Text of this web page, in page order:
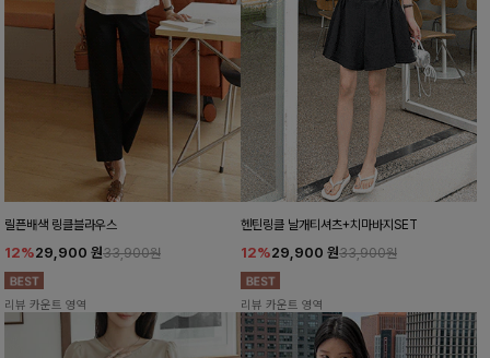
릴픈배색 링클블라우스
12%29,900 원33,900원
리뷰 카운트 영역
헨틴링클 날개티셔츠+치마바지SET
12%29,900 원33,900원
리뷰 카운트 영역